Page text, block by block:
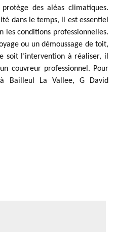
des aléas climatiques.
dans le temps, il est essentiel
les conditions professionnelles.
ou un démoussage de toit,
soit l’intervention à réaliser, il
couvreur professionnel. Pour
Bailleul La Vallee, G David